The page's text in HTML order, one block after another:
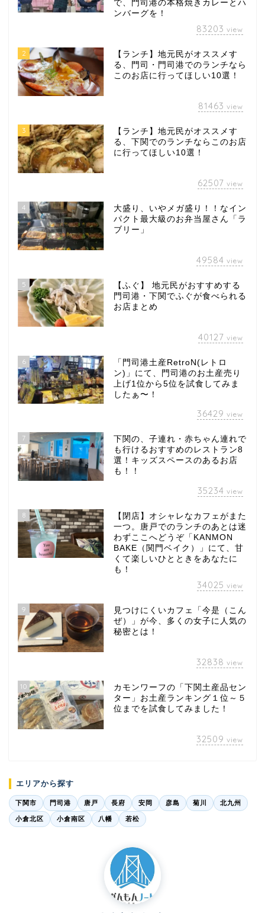
で、門司港の本格焼きカレーとハ
ンバーグを！
83203 view
2
【ランチ】地元民がオススメす
る、門司・門司港でのランチなら
このお店に行ってほしい10選！
81463 view
3
【ランチ】地元民がオススメす
る、下関でのランチならこのお店
に行ってほしい10選！
62507 view
4
大盛り、いやメガ盛り！！なイン
パクト最大級のお弁当屋さん「ラ
ブリー」
49584 view
5
【ふぐ】 地元民がおすすめする
門司港・下関でふぐが食べられる
お店まとめ
40127 view
6
「門司港土産RetroN(レトロ
ン)」にて、門司港のお土産売り
上げ1位から5位を試食してみま
したぁ〜！
36429 view
7
下関の、子連れ・赤ちゃん連れで
も行けるおすすめのレストラン8
選！キッズスペースのあるお店
も！！
35234 view
8
【閉店】オシャレなカフェがまた
一つ。唐戸でのランチのあとは迷
わずここへどうぞ「KANMON
BAKE（関門ベイク）」にて、甘
くて楽しいひとときをあなたに
も！
34025 view
9
見つけにくいカフェ「今是（こん
ぜ）」が今、多くの女子に人気の
秘密とは！
32838 view
10
カモンワーフの「下関土産品セン
ター」お土産ランキング１位～５
位までを試食してみました！
32509 view
エリアから探す
下関市 門司港 唐戸 長府 安岡 彦島 菊川 北九州
小倉北区 小倉南区 八幡 若松